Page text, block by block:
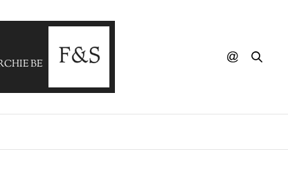
ARCHIE BELL - You Could Make It (V'S Glad Edit)